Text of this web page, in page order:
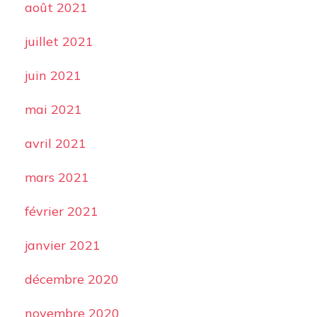
août 2021
juillet 2021
juin 2021
mai 2021
avril 2021
mars 2021
février 2021
janvier 2021
décembre 2020
novembre 2020